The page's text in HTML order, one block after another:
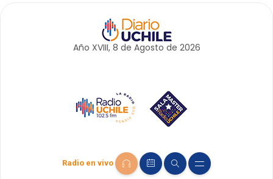
Año XVIII, 8 de Agosto de 2026
Radio en vivo